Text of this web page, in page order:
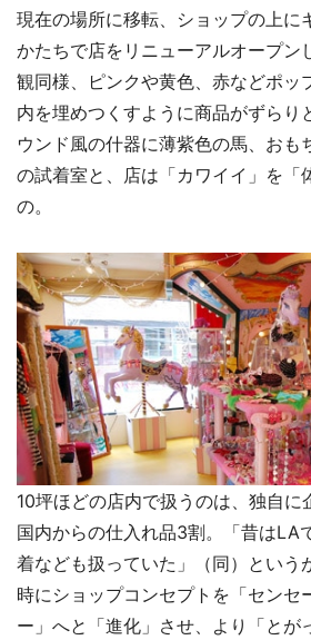
現在の場所に移転、ショップの上に
かたちで店をリニューアルオープン
観同様、ピンクや黄色、赤などポッ
内を埋めつくすように商品がずらり
ウンド風の什器に薄紫色の馬、おも
の試着室と、店は「カワイイ」を「
の。
10坪ほどの店内で扱うのは、独自に
国内からの仕入れ品3割。「昔はLA
着なども扱っていた」（同）という
時にショップコンセプトを「センセ
ー」へと「進化」させ、より「とが